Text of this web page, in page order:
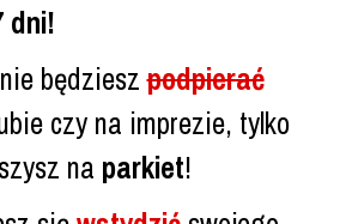
będzieszpodpierać
czy na imprezie, tylko
na parkiet!